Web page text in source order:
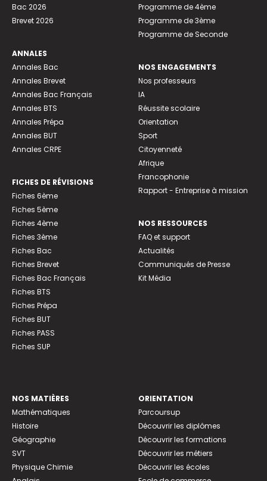
Bac 2026
Brevet 2026
ANNALES
Annales Bac
Annales Brevet
Annales Bac Français
Annales BTS
Annales Prépa
Annales BUT
Annales CRPE
FICHES DE RÉVISIONS
Fiches 6ème
Fiches 5ème
Fiches 4ème
Fiches 3ème
Fiches Bac
Fiches Brevet
Fiches Bac Français
Fiches BTS
Fiches Prépa
Fiches BUT
Fiches PASS
Fiches SUP
Programme de 4ème
Programme de 3ème
Programme de Seconde
NOS ENGAGEMENTS
Nos professeurs
IA
Réussite scolaire
Orientation
Sport
Citoyenneté
Afrique
Francophonie
Rapport - Entreprise à mission
NOS RESSOURCES
FAQ et support
Actualités
Communiqués de Presse
Kit Média
NOS MATIÈRES
Mathématiques
Histoire
Géographie
SVT
Physique Chimie
ORIENTATION
Parcoursup
Découvrir les diplômes
Découvrir les formations
Découvrir les métiers
Découvrir les écoles